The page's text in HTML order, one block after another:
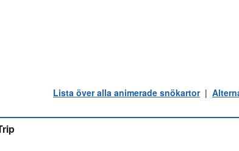
Lista över alla animerade snökartor|